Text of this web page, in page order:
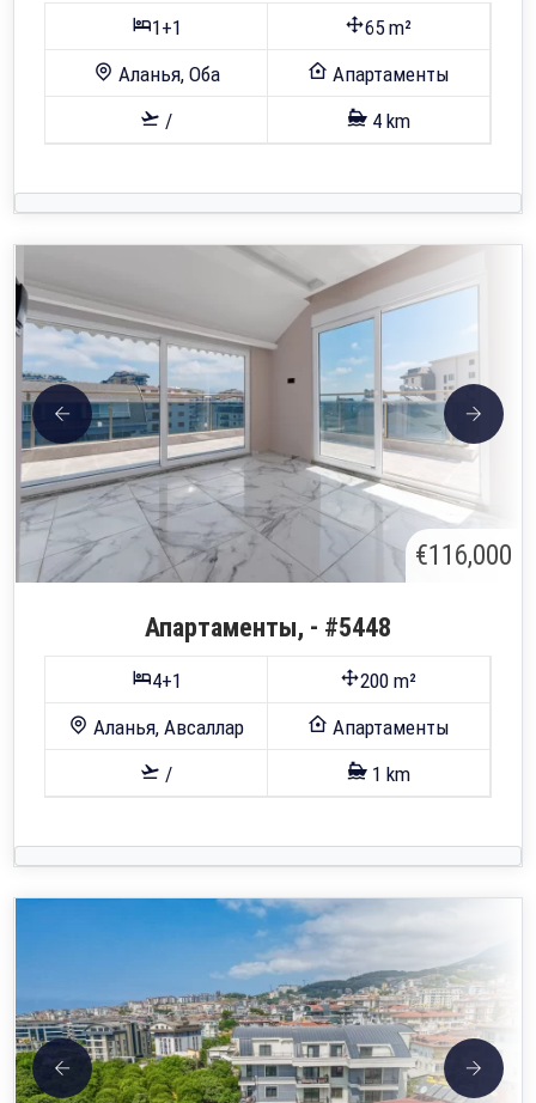
1+1
65 m²
Аланья, Оба
Апартаменты
/
4 km
€116,000
Апартаменты, - #5448
4+1
200 m²
Аланья, Авсаллар
Апартаменты
/
1 km